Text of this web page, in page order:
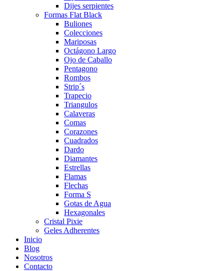
Dijes serpientes
Formas Flat Black
Buliones
Colecciones
Mariposas
Octágono Largo
Ojo de Caballo
Pentagono
Rombos
Strip´s
Trapecio
Triangulos
Calaveras
Comas
Corazones
Cuadrados
Dardo
Diamantes
Estrellas
Flamas
Flechas
Forma S
Gotas de Agua
Hexagonales
Cristal Pixie
Geles Adherentes
Inicio
Blog
Nosotros
Contacto